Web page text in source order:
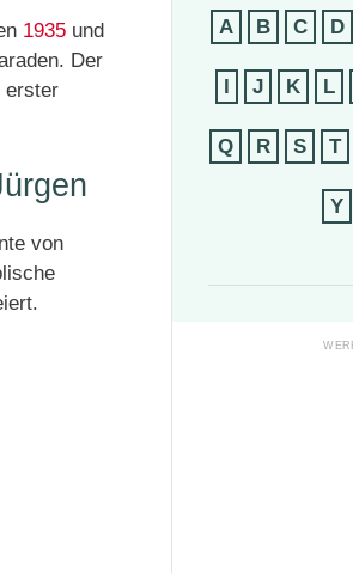
1935 und
Der
erster
von
A
B C D
I J K L
Q R S T
Y